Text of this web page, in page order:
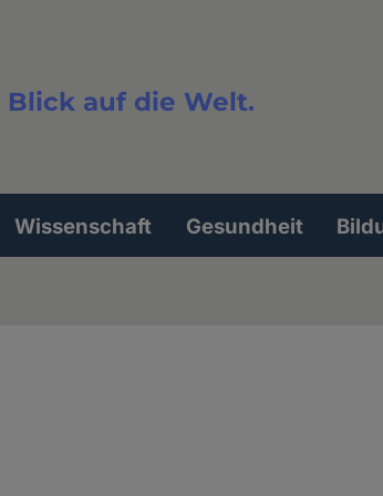
Blick auf die Welt.
Wissenschaft Gesundheit